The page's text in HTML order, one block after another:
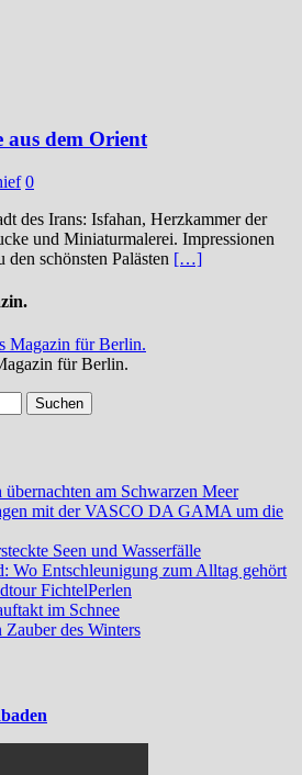
dem Orient
0
des Irans: Isfahan, Herzkammer der
und Miniaturmalerei. Impressionen
schönsten Palästen […]
für Berlin.
am Schwarzen Meer
mit der VASCO DA GAMA um die
Seen und Wasserfälle
Wo Entschleunigung zum Alltag gehört
FichtelPerlen
im Schnee
Zauber des Winters